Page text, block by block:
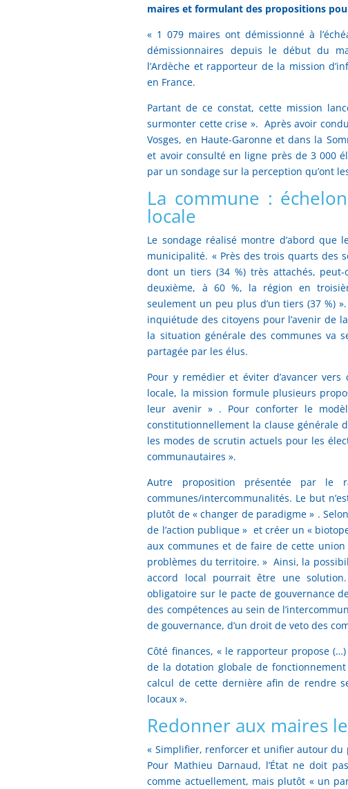
maires et formulant des propositions
« 1 079 maires ont démissionné à
démissionnaires depuis le début du
l’Ardèche et rapporteur de la mission
en France.
Partant de ce constat, cette mission
surmonter cette crise ». Après avoir
Vosges, en Haute-Garonne et dans la
et avoir consulté en ligne près de 3 000
par un sondage sur la perception qu’ont
La commune :
locale
Le sondage réalisé montre d’abord
municipalité. « Près des trois quarts des
dont un tiers (34 %) très attachés,
deuxième, à 60 %, la région en
seulement un peu plus d’un tiers (37 %)
inquiétude des citoyens pour l’avenir de
la situation générale des communes va
partagée par les élus.
Pour y remédier et éviter d’avancer
locale, la mission formule plusieurs
leur avenir » . Pour conforter le
constitutionnellement la clause générale
les modes de scrutin actuels pour les
communautaires ».
Autre proposition présentée par le
communes/intercommunalités. Le but
plutôt de « changer de paradigme » .
de l’action publique » et créer un «
aux communes et de faire de cette
problèmes du territoire. » Ainsi, la
accord local pourrait être une
obligatoire sur le pacte de gouvernance
des compétences au sein de
de gouvernance, d’un droit de veto des
Côté finances, « le rapporteur propose
de la dotation globale de fonctionnement
calcul de cette dernière afin de rendre
locaux ».
Redonner aux maires
« Simplifier, renforcer et unifier autour du
Pour Mathieu Darnaud, l’État ne doit
comme actuellement, mais plutôt « un